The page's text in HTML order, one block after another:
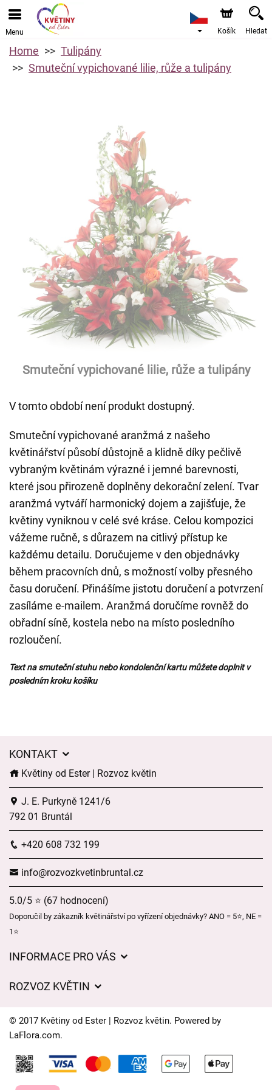
Menu Košík Hledat
Home
Tulipány
Smuteční vypichované lilie, růže a tulipány
Smuteční vypichované lilie, růže a tulipány
V tomto období není produkt dostupný.
Smuteční vypichované aranžmá z našeho
květinářství působí důstojně a klidně díky pečlivě
vybraným květinám výrazné i jemné barevnosti,
které jsou přirozeně doplněny dekorační zelení. Tvar
aranžmá vytváří harmonický dojem a zajišťuje, že
květiny vyniknou v celé své kráse. Celou kompozici
vážeme ručně, s důrazem na citlivý přístup ke
každému detailu. Doručujeme v den objednávky
během pracovních dnů, s možností volby přesného
času doručení. Přinášíme jistotu doručení a potvrzení
zasíláme e-mailem. Aranžmá doručíme rovněž do
obřadní síně, kostela nebo na místo posledního
rozloučení.
Text na smuteční stuhu nebo kondolenční kartu můžete doplnit v
posledním kroku košíku
KONTAKT
Květiny od Ester | Rozvoz květin
J. E. Purkyně 1241/6
792 01 Bruntál
+420 608 732 199
info@rozvozkvetinbruntal.cz
5.0/5 ⭐ (67 hodnocení)
Doporučil by zákazník květinářství po vyřízení objednávky? ANO = 5⭐, NE =
1⭐
INFORMACE PRO VÁS
O nás
Ochrana osobních údajů
Často kladené dotazy
Časy doručení květin – přehled možností
ROZVOZ KVĚTIN
Kam doručujeme květiny
Kontakt
© 2017 Květiny od Ester | Rozvoz květin. Powered by
LaFlora.com.